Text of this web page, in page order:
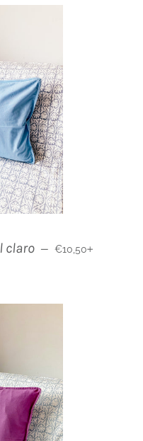
claro — Normaler Preis
€10,50